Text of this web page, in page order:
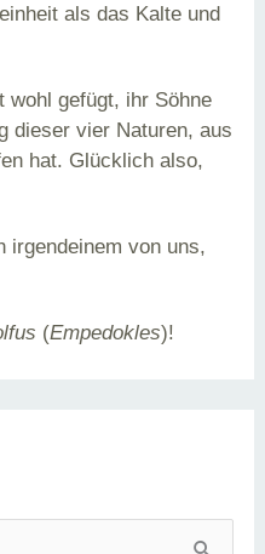
als das Kalte und
wohl gefügt, ihr Söhne
dieser vier Naturen, aus
hat. Glücklich also,
irgendeinem von uns,
(Empedokles)!